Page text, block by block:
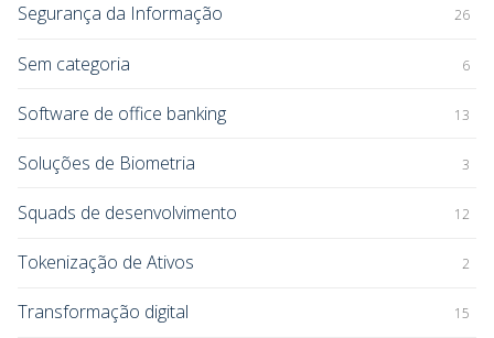
Segurança da Informação 26
Sem categoria 6
Software de office banking 13
Soluções de Biometria 3
Squads de desenvolvimento 12
Tokenização de Ativos 2
Transformação digital 15